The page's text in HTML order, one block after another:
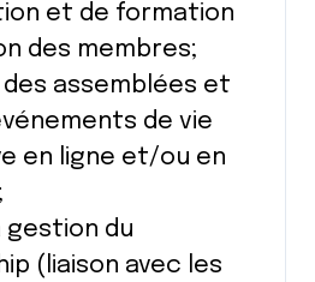
et de formation
des membres;
assemblées et
de vie
en ligne et/ou en
gestion du
(liaison avec les